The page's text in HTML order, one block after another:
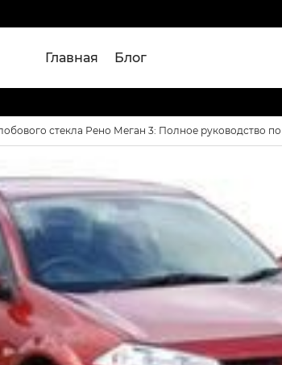
Главная Блог
стекла Рено Меган 3: Полное руководство по